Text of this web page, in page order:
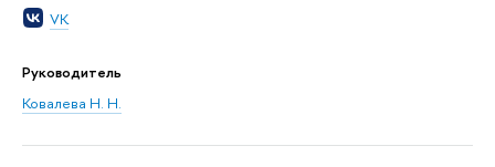
VK
Руководитель
Ковалева Н. Н.